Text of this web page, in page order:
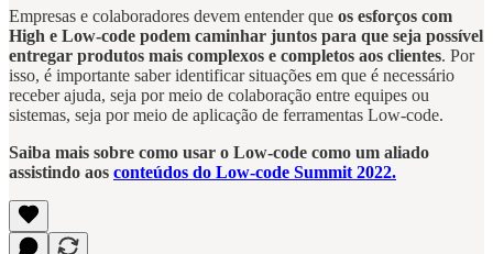
Empresas e colaboradores devem entender que os esforços com
High e Low-code podem caminhar juntos para que seja possível
entregar produtos mais complexos e completos aos clientes. Por
isso, é importante saber identificar situações em que é necessário
receber ajuda, seja por meio de colaboração entre equipes ou
sistemas, seja por meio de aplicação de ferramentas Low-code.
Saiba mais sobre como usar o Low-code como um aliado
assistindo aos conteúdos do Low-code Summit 2022.